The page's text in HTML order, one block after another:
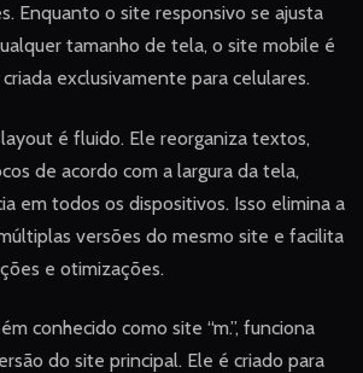
Enquanto o site responsivo se ajusta
tamanho de tela, o site mobile é
exclusivamente para celulares.
é fluido. Ele reorganiza textos,
de acordo com a largura da tela,
em todos os dispositivos. Isso elimina a
versões do mesmo site e facilita
e otimizações.
conhecido como site “m.”, funciona
do site principal. Ele é criado para